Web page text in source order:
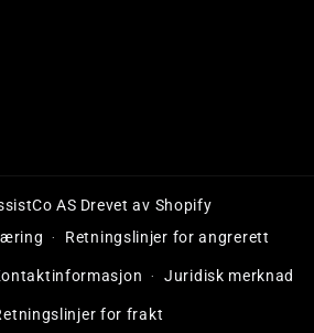
AS Drevet av Shopify
Retningslinjer for angrerett
Juridisk merknad
for frakt